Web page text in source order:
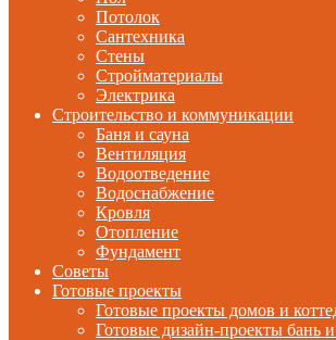
Потолок
Сантехника
Стены
Стройматериалы
Электрика
Строительство и коммуникации
Баня и сауна
Вентиляция
Водоотведение
Водоснабжение
Кровля
Отопление
Фундамент
Советы
Готовые проекты
Готовые проекты домов и
Готовые дизайн-проекты бань и